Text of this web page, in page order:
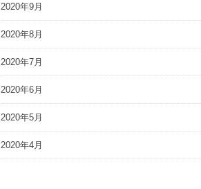
2020年9月
2020年8月
2020年7月
2020年6月
2020年5月
2020年4月